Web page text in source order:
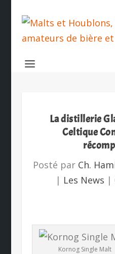
La distillerie
Celtique
Posté par Ch.
| Les News |
Kornog Single Malt